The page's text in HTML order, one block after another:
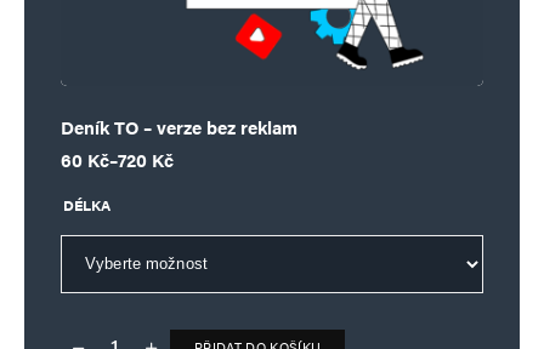
Deník TO – verze bez reklam
60 Kč–720 Kč
Rozpětí cen: 60 Kč až 720 Kč
DÉLKA